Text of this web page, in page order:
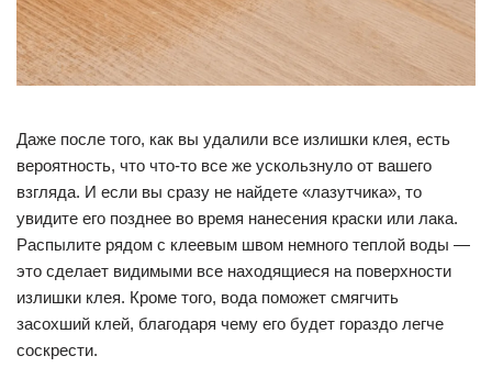
Даже после того, как вы удалили все излишки клея, есть
вероятность, что что-то все же ускользнуло от вашего
взгляда. И если вы сразу не найдете «лазутчика», то
увидите его позднее во время нанесения краски или лака.
Распылите рядом с клеевым швом немного теплой воды —
это сделает видимыми все находящиеся на поверхности
излишки клея. Кроме того, вода поможет смягчить
засохший клей, благодаря чему его будет гораздо легче
соскрести.